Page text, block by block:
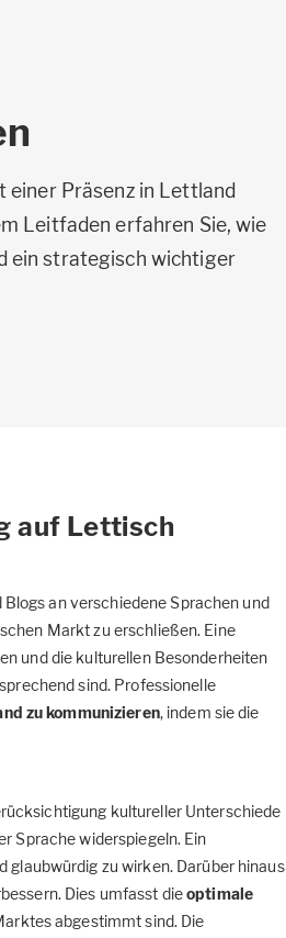
einer Präsenz in Lettland
Leitfaden erfahren Sie, wie
ein strategisch wichtiger
auf Lettisch
an verschiedene Sprachen und
Markt zu erschließen. Eine
und die kulturellen Besonderheiten
sind. Professionelle
zu kommunizieren, indem sie die
kultureller Unterschiede
Sprache widerspiegeln. Ein
glaubwürdig zu wirken. Darüber hinaus
Dies umfasst dieoptimale
abgestimmt sind. Die